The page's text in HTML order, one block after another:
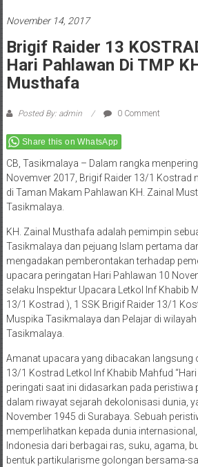
November 14, 2017
Brigif Raider 13
Hari Pahlawan Di TMP
Musthafa
Posted By: admin 0 Comment
Share this on WhatsApp
CB, Tasikmalaya – Dalam rangka
Novemver 2017, Brigif Raider 13/1 Kostrad
di Taman Makam Pahlawan KH. Zainal
Tasikmalaya.
KH. Zainal Musthafa adalah pemimpin
Tasikmalaya dan pejuang Islam pertama
mengadakan pemberontakan terhadap
upacara peringatan Hari Pahlawan 10
selaku Inspektur Upacara Letkol Inf Khabib
13/1 Kostrad ), 1 SSK Brigif Raider 13/1
Muspika Tasikmalaya dan Pelajar di
Tasikmalaya.
Amanat upacara yang dibacakan langsung
13/1 Kostrad Letkol Inf Khabib Mahfud
peringati saat ini didasarkan pada peristiwa
dalam riwayat sejarah dekolonisasi dunia,
November 1945 di Surabaya. Sebuah
memperlihatkan kepada dunia
Indonesia dari berbagai ras, suku, agama,
bentuk partikularisme golongan bersama-